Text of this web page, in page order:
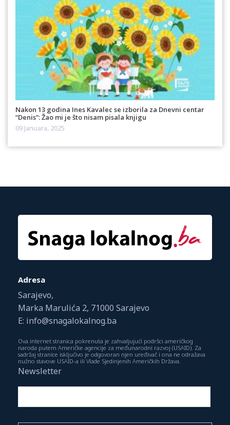
Nakon 13 godina Ines Kavalec se izborila za Dnevni centar
“Denis”: Žao mi je što nisam pisala knjigu
09 Januara, 2025
Adresa
Sarajevo,
Marka Marulića 2, 71000 Sarajevo
E: info@snagalokalnog.ba
Ova internet stranica pokrenuta je zahvaljujući podršci američkog
naroda putem Američke agencije za međunarodni razvoj (USAID). Za
sadržaj stranice isključivo je odgovoran njen uređivač i ona ne odražava
nužno stavove USAID-a ili Vlade Sjedinjenih Američkih Država.
Newsletter